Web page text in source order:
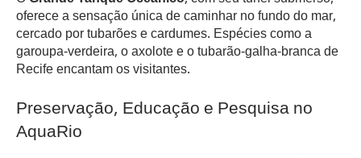
oferece a sensação única de caminhar no fundo do mar,
cercado por tubarões e cardumes. Espécies como a
garoupa-verdeira, o axolote e o tubarão-galha-branca de
Recife encantam os visitantes.
Preservação, Educação e Pesquisa no
AquaRio